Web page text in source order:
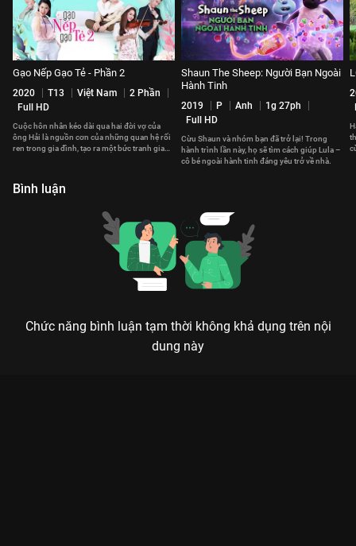
Gạo Nếp Gạo Tẻ - Phần 2
2020 T13 Việt Nam
2 Phần
Full HD
Cuộc hôn nhân kéo dài qua hai đời vợ của
ông Hải là nguồn cơn của những quan hệ rối
ren trong gia đình, tạo ra một bức tranh gia
Shaun The Sheep: Người Bạn Ngoài
Hành Tinh
2019 P Anh
1g 27ph
Full HD
Cừu Shaun và nhóm bạn đã trở lại! Trong
hành trình lần này, họ sẽ tìm cách giúp Lula –
cô bé ngoài hành tinh đáng yêu trở về nhà.
Bình luận
Chức năng bình luận tạm thời không khả dụng trên nội
dung này